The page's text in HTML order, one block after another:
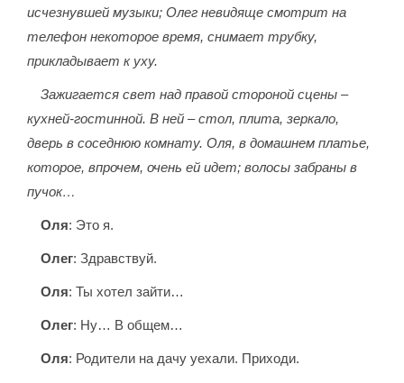
исчезнувшей музыки; Олег невидяще смотрит на
телефон некоторое время, снимает трубку,
прикладывает к уху.
Зажигается свет над правой стороной сцены –
кухней-гостинной. В ней – стол, плита, зеркало,
дверь в соседнюю комнату. Оля, в домашнем платье,
которое, впрочем, очень ей идет; волосы забраны в
пучок…
Оля: Это я.
Олег: Здравствуй.
Оля: Ты хотел зайти…
Олег: Ну… В общем…
Оля: Родители на дачу уехали. Приходи.